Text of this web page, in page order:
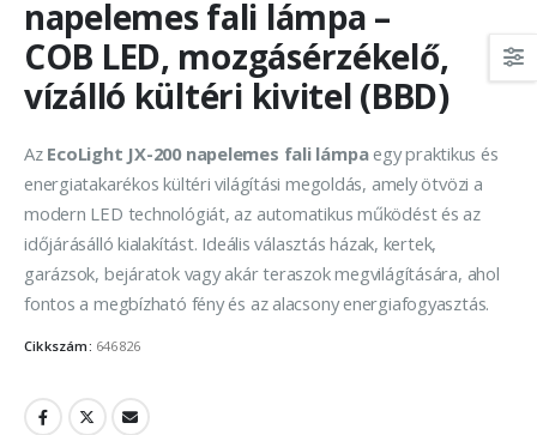
napelemes fali lámpa –
COB LED, mozgásérzékelő,
vízálló kültéri kivitel (BBD)
Az EcoLight JX-200 napelemes fali lámpaegy praktikus és
energiatakarékos kültéri világítási megoldás, amely ötvözi a
modern LED technológiát, az automatikus működést és az
időjárásálló kialakítást. Ideális választás házak, kertek,
garázsok, bejáratok vagy akár teraszok megvilágítására, ahol
fontos a megbízható fény és az alacsony energiafogyasztás.
Cikkszám: 646826